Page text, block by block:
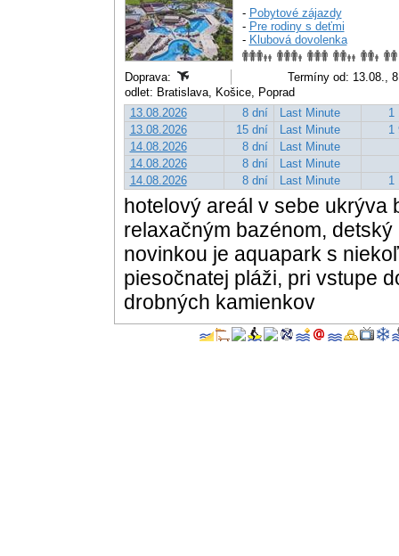
- Pobytové zájazdy
- Pre rodiny s deťmi
- Klubová dovolenka
Doprava:
Termíny od: 13.08.,
odlet: Bratislava, Košice, Poprad
13.08.2026
8 dní Last Minute
1
13.08.2026
15 dní Last Minute
1
14.08.2026
8 dní
Last Minute
14.08.2026
8 dní
Last Minute
14.08.2026
8 dní Last Minute 1
hotelový areál v sebe ukrýva
relaxačným bazénom,
novinkou je aquapark s
piesočnatej pláži, pri vstupe
drobných kamienkov